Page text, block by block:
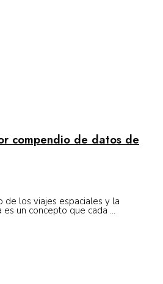
compendio de datos de
de los viajes espaciales y la
un concepto que cada ...